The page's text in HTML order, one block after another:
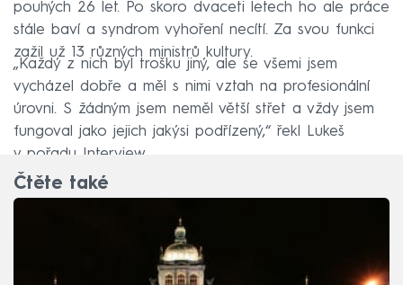
pouhých 26 let. Po skoro dvaceti letech ho ale práce
stále baví a syndrom vyhoření necítí. Za svou funkci
zažil už 13 různých ministrů kultury.
„Každý z nich byl trošku jiný, ale se všemi jsem
vycházel dobře a měl s nimi vztah na profesionální
úrovni. S žádným jsem neměl větší střet a vždy jsem
fungoval jako jejich jakýsi podřízený,“ řekl Lukeš
v pořadu Interview.
Čtěte také